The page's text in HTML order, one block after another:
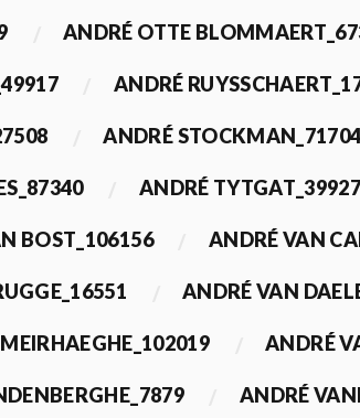
ANDRÉ OTTE
ANDRÉ
ANDRÉ STOCKMAN_71704
ANDRÉ TYTGAT_39927
BOST_106156 ANDRÉ VAN
ANDRÉ VAN
ANDRÉ
ANDRÉ